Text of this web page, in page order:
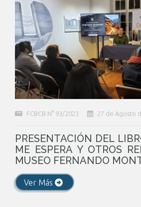
FCBCB N° 93/2023 27 de Agosto
PRESENTACIÓN DEL
ME ESPERA Y OTROS
MUSEO FERNANDO
Ver Más